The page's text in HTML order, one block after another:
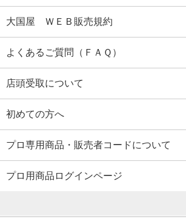
大国屋 ＷＥＢ販売規約
よくあるご質問（ＦＡＱ）
店頭受取について
初めての方へ
プロ専用商品・販売者コードについて
プロ用商品ログインページ